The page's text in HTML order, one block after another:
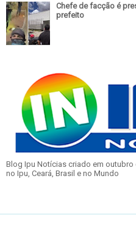
Chefe de facção é
prefeito
Blog Ipu Notícias criado em
no Ipu, Ceará, Brasil e no Mundo